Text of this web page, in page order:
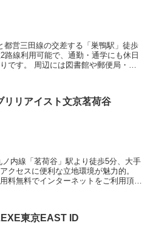
路線利用可能で、通勤・通学にも休日
や郵便局・銀
リリアイスト文京茗荷谷
クセスに便利な立地環境が魅力的。
料無料でインターネットをご利用頂け
東京EAST ID